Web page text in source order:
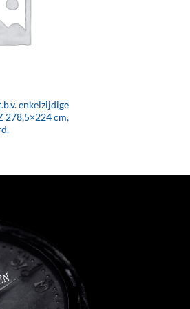
enkelzijdige
cm,